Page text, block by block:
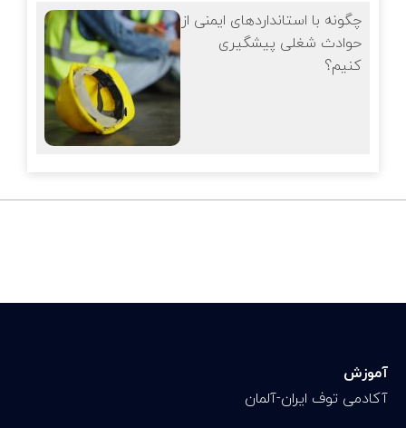
چگونه با استانداردهای ایمنی از
حوادث شغلی پیشگیری
کنیم؟
آموزش
آکادمی توف ایران-آلمان